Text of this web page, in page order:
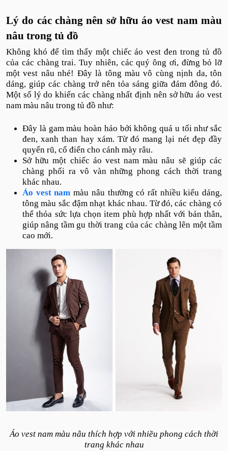
Lý do các chàng nên sở hữu áo vest nam màu
nâu trong tủ đồ
Không khó để tìm thấy một chiếc áo vest đen trong tủ đồ
của các chàng trai. Tuy nhiên, các quý ông ơi, đừng bỏ lỡ
một vest nâu nhé! Đây là tông màu vô cùng nịnh da, tôn
dáng, giúp các chàng trở nên tỏa sáng giữa đám đông đó.
Một số lý do khiến các chàng nhất định nên sở hữu áo vest
nam màu nâu trong tủ đồ như:
Đây là gam màu hoàn hảo bởi không quá u tối như sắc
đen, xanh than hay xám. Từ đó mang lại nét đẹp đầy
quyến rũ, cổ điển cho cánh mày râu.
Sở hữu một chiếc áo vest nam màu nâu sẽ giúp các
chàng phối ra vô vàn những phong cách thời trang
khác nhau.
Áo vest nam màu nâu thường có rất nhiều kiểu dáng,
tông màu sắc đậm nhạt khác nhau. Từ đó, các chàng có
thể thỏa sức lựa chọn item phù hợp nhất với bản thân,
giúp nâng tầm gu thời trang của các chàng lên một tầm
cao mới.
Áo vest nam màu nâu thích hợp với nhiều phong cách thời
trang khác nhau